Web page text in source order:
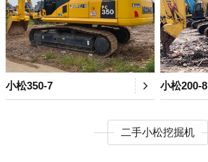
小松350-7 小松200-8
二手小松挖掘机